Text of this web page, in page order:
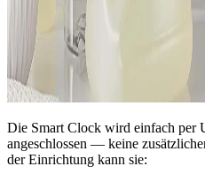
Die Smart Clock wird einfach per
angeschlossen — keine
der Einrichtung kann sie: